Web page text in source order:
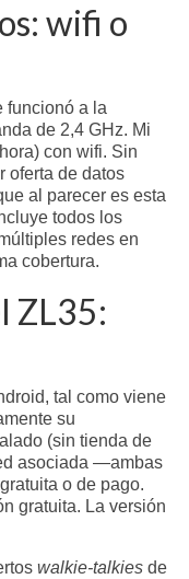
wifi o
funcionó a la
de 2,4 GHz. Mi
con wifi. Sin
oferta de datos
al parecer es esta
todos los
redes en
cobertura.
ZL35:
tal como viene
su
(sin tienda de
asociada —ambas
o de pago.
gratuita. La versión
walkie-talkies de